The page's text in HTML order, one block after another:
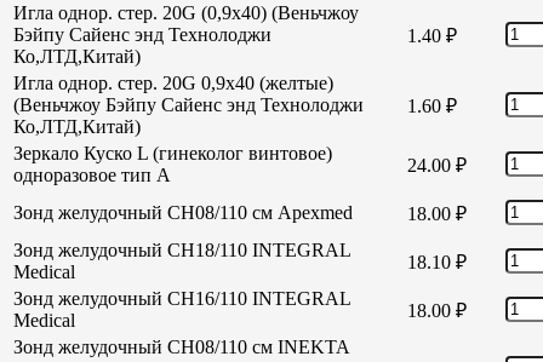
Игла однор. стер. 20G (0,9х40) (Веньчжоу
Бэйпу Сайенс энд Технолоджи
Ко,ЛТД,Китай)
1.40 ₽
Игла однор. стер. 20G 0,9х40 (желтые)
(Веньчжоу Бэйпу Сайенс энд Технолоджи
Ко,ЛТД,Китай)
1.60 ₽
Зеркало Куско L (гинеколог винтовое)
одноразовое тип А
24.00 ₽
Зонд желудочный СН08/110 см Apexmed 18.00 ₽
Зонд желудочный СН18/110 INTEGRAL
Medical
18.10 ₽
Зонд желудочный СН16/110 INTEGRAL
Medical
18.00 ₽
Зонд желудочный СН08/110 см INEKTA